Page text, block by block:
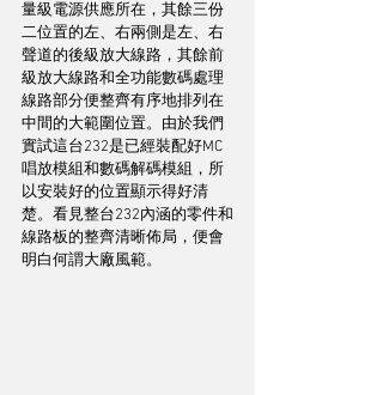
量級電源供應所在，其餘三份
二位置的左、右兩側是左、右
聲道的後級放大線路，其餘前
級放大線路和全功能數碼處理
線路部分便整齊有序地排列在
中間的大範圍位置。由於我們
實試這台232是已經裝配好MC
唱放模組和數碼解碼模組，所
以安裝好的位置顯示得好清
楚。看見整台232內涵的零件和
線路板的整齊清晰佈局，便會
明白何謂大廠風範。